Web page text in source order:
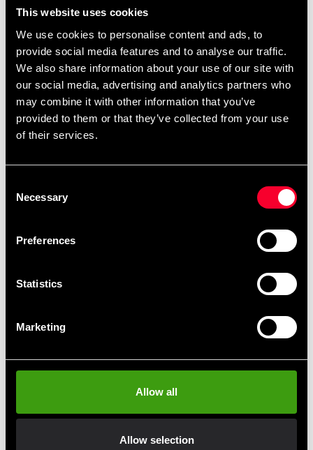
This website uses cookies
We use cookies to personalise content and ads, to
provide social media features and to analyse our traffic.
We also share information about your use of our site with
our social media, advertising and analytics partners who
may combine it with other information that you’ve
provided to them or that they’ve collected from your use
of their services.
Selection
Necessary
Preferences
Statistics
Marketing
Allow all
Allow selection
Funktionell träningsbänk.
Tillbehör: Nej.
Viktmagasin: Nej.
Mått: LxBxH 115 x 50 x 48 cm.
Vikt: 25 kg.
Max användarvikt: 200 kg.
Färg: Svart/Grå.
Master Fitness Kettlebells
Master Fitness Skolviktskivor